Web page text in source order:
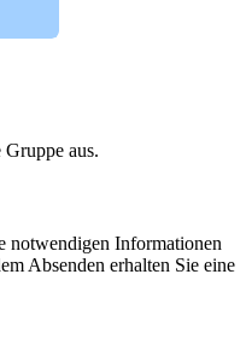
aus.
notwendigen Informationen
Absenden erhalten Sie eine